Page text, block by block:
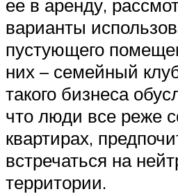
ее в аренду,
варианты
пустующего
них – семейный
такого бизнеса
что люди все реже
квартирах,
встречаться на
территории.